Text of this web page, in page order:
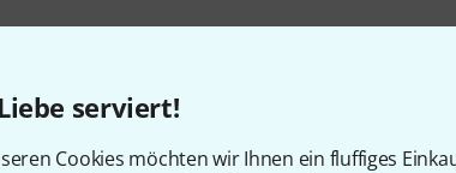
serviert!
Cookies möchten wir Ihnen ein fluffiges
die sich dieses